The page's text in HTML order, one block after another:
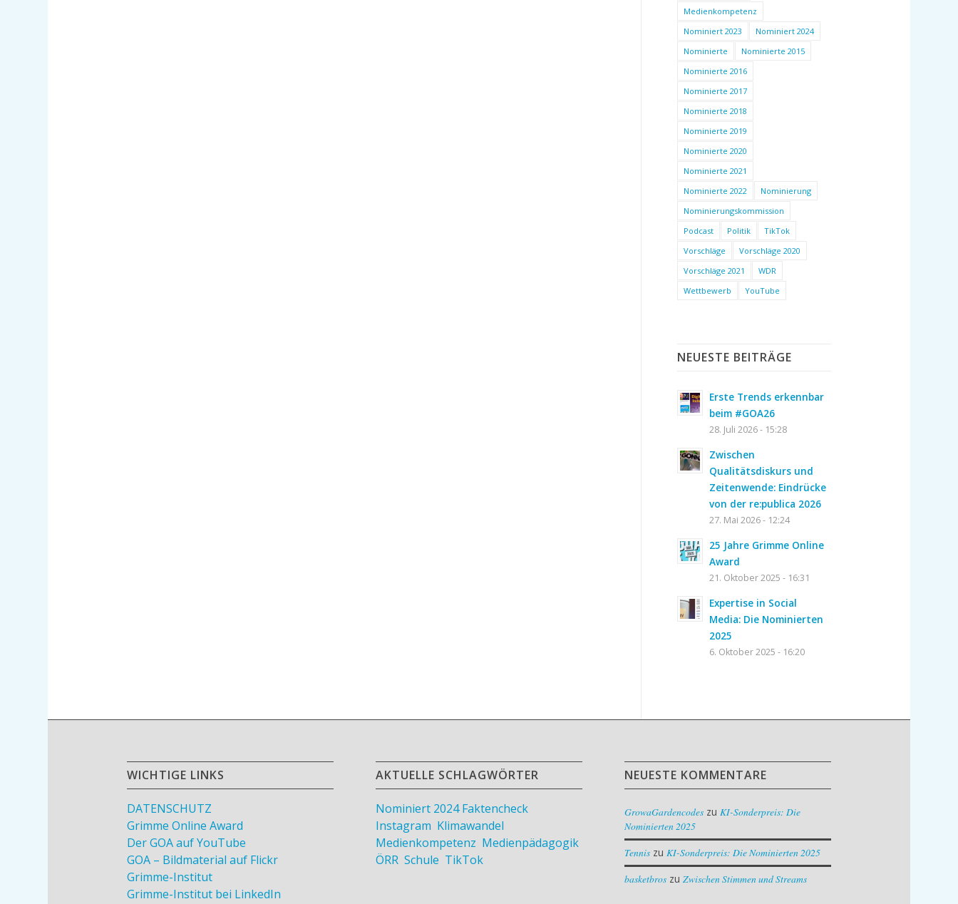
Medienkompetenz
Nominiert 2023
Nominiert 2024
Nominierte
Nominierte 2015
Nominierte 2016
Nominierte 2017
Nominierte 2018
Nominierte 2019
Nominierte 2020
Nominierte 2021
Nominierte 2022
Nominierung
Nominierungskommission
Podcast
Politik
TikTok
Vorschläge
Vorschläge 2020
Vorschläge 2021
WDR
Wettbewerb
YouTube
NEUESTE BEITRÄGE
Erste Trends erkennbar
beim #GOA26
28. Juli 2026 - 15:28
Zwischen
Qualitätsdiskurs und
Zeitenwende: Eindrücke
von der re:publica 2026
27. Mai 2026 - 12:24
25 Jahre Grimme Online
Award
21. Oktober 2025 - 16:31
Expertise in Social
Media: Die Nominierten
2025
6. Oktober 2025 - 16:20
WICHTIGE LINKS
DATENSCHUTZ
Grimme Online Award
Der GOA auf YouTube
GOA – Bildmaterial auf Flickr
Grimme-Institut
Grimme-Institut bei LinkedIn
AKTUELLE SCHLAGWÖRTER
Nominiert 2024 Faktencheck,
Instagram Klimawandel
Medienkompetenz Medienpädagogik,
ÖRR, Schule TikTok
NEUESTE KOMMENTARE
GrowaGardencodes zuKI-Sonderpreis: Die
Nominierten 2025
Tennis zuKI-Sonderpreis: Die Nominierten 2025
basketbros zuZwischen Stimmen und Streams